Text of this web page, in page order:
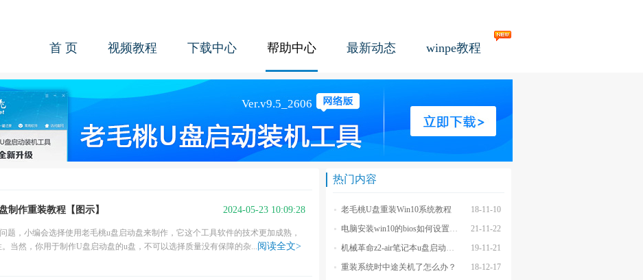
首 页 视频教程 下载中心 帮助中心 最新动态 winpe教程
2024-05-23 10:09:28
制作重装教程【图示】
题，小编会选择使用老毛桃u盘启动盘来制作，它这个工具软件的技术更加成熟，
当然，你用于制作U盘启动盘的u盘，不可以选择质量没有保障的杂...阅读全文>
热门内容
18-11-10
老毛桃U盘重装Win10系统教程
21-11-22
电脑安装win10的bios如何设置u盘图文教程
19-11-21
机械革命z2-air笔记本u盘启动BIOS设置教程
18-12-17
重装系统时中途关机了怎么办？